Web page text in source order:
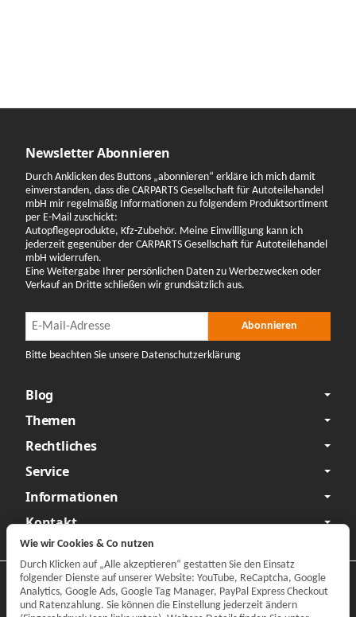
Newsletter Abonnieren
Durch Anklicken des Buttons „abonnieren“ erkläre ich mich damit
einverstanden, dass die CARPARTS Gesellschaft für Autoteilehandel
mbH mir regelmäßig Informationen zu folgendem Produktsortiment
per E-Mail zuschickt:
Autopflegeprodukte, Kfz-Zubehör. Meine Einwilligung kann ich
jederzeit gegenüber der CARPARTS Gesellschaft für Autoteilehandel
mbH widerrufen.
Eine Weitergabe Ihrer persönlichen Daten zu Werbezwecken oder
Verkauf an Dritte schließen wir grundsätzlich aus.
Newsletter Abonnieren Abonnieren
Bitte beachten Sie unsere Datenschutzerklärung
Blog
Themen
Rechtliches
Service
Informationen
Kontakt
Datenschutzerklärung •Impressum
Vertrag widerrufen
Wie wir Cookies & Co nutzen
Durch Klicken auf „Alle akzeptieren“ gestatten Sie den Einsatz
folgender Dienste auf unserer Website: YouTube, ReCaptcha, Google
Analytics, Google Ads, Google Tag Manager, PayPal Express Checkout
und Ratenzahlung. Sie können die Einstellung jederzeit ändern